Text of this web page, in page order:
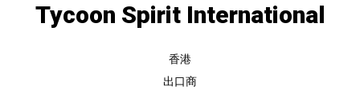
Tycoon Spirit International
香港
出口商